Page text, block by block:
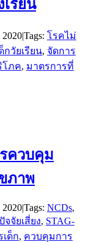
รียน
2020|Tags: โรคไม่
กวัยเรียน, จัดการ
โภค, มาตรการที่
ควบคุม
ภาพ
2020|Tags: NCDs,
จจัยเสี่ยง, STAG-
ด็ก, ควบคุมการ